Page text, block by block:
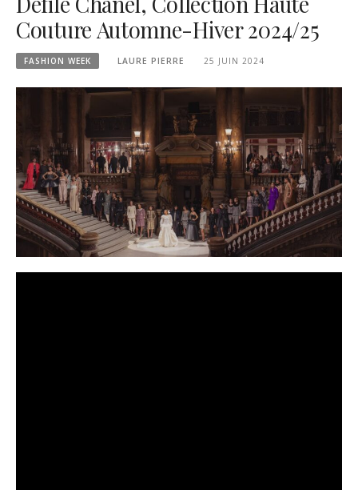
Couture Automne-Hiver 2024/25
FASHION WEEK LAURE PIERRE 25 JUIN 2024